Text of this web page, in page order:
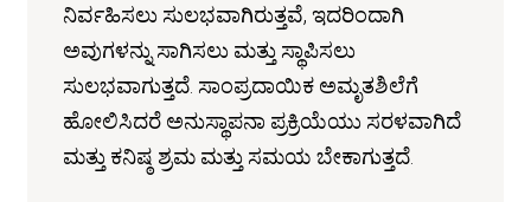
ನಿರ್ವಹಿಸಲು ಸುಲಭವಾಗಿರುತ್ತವೆ, ಇದರಿಂದಾಗಿ
ಅವುಗಳನ್ನು ಸಾಗಿಸಲು ಮತ್ತು ಸ್ಥಾಪಿಸಲು
ಸುಲಭವಾಗುತ್ತದೆ. ಸಾಂಪ್ರದಾಯಿಕ ಅಮೃತಶಿಲೆಗೆ
ಹೋಲಿಸಿದರೆ ಅನುಸ್ಥಾಪನಾ ಪ್ರಕ್ರಿಯೆಯು ಸರಳವಾಗಿದೆ
ಮತ್ತು ಕನಿಷ್ಠ ಶ್ರಮ ಮತ್ತು ಸಮಯ ಬೇಕಾಗುತ್ತದೆ.